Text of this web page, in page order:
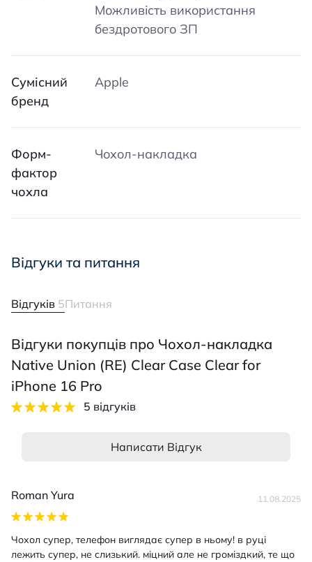
Можливість використання
бездротового ЗП
Сумісний
бренд
Apple
Форм-
фактор
чохла
Чохол-накладка
Відгуки та питання
Відгуків 5Питання
Відгуки покупців про Чохол-накладка
Native Union (RE) Clear Case Clear for
iPhone 16 Pro
5 відгуків
Написати Відгук
Roman Yura 11.08.2025
Чохол супер, телефон виглядає супер в ньому! в руці
лежить супер, не слизький. міцний але не громіздкий, те що